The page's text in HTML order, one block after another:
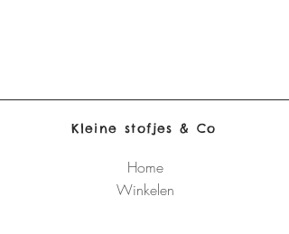
Kleine stofjes & Co
Home
Winkelen